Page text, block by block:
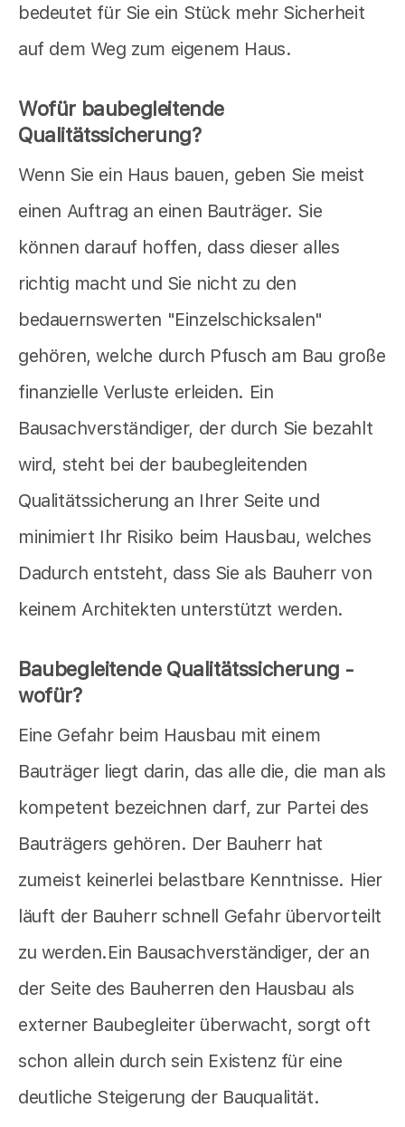
bedeutet für Sie ein Stück mehr Sicherheit
auf dem Weg zum eigenem Haus.
Wofür baubegleitende
Qualitätssicherung?
Wenn Sie ein Haus bauen, geben Sie meist
einen Auftrag an einen Bauträger. Sie
können darauf hoffen, dass dieser alles
richtig macht und Sie nicht zu den
bedauernswerten "Einzelschicksalen"
gehören, welche durch Pfusch am Bau große
finanzielle Verluste erleiden. Ein
Bausachverständiger, der durch Sie bezahlt
wird, steht bei der baubegleitenden
Qualitätssicherung an Ihrer Seite und
minimiert Ihr Risiko beim Hausbau, welches
Dadurch entsteht, dass Sie als Bauherr von
keinem Architekten unterstützt werden.
Baubegleitende Qualitätssicherung -
wofür?
Eine Gefahr beim Hausbau mit einem
Bauträger liegt darin, das alle die, die man als
kompetent bezeichnen darf, zur Partei des
Bauträgers gehören. Der Bauherr hat
zumeist keinerlei belastbare Kenntnisse. Hier
läuft der Bauherr schnell Gefahr übervorteilt
zu werden.Ein Bausachverständiger, der an
der Seite des Bauherren den Hausbau als
externer Baubegleiter überwacht, sorgt oft
schon allein durch sein Existenz für eine
deutliche Steigerung der Bauqualität.